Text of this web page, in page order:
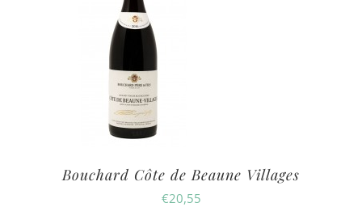
Bouchard Côte de Beaune Villages
€20,55